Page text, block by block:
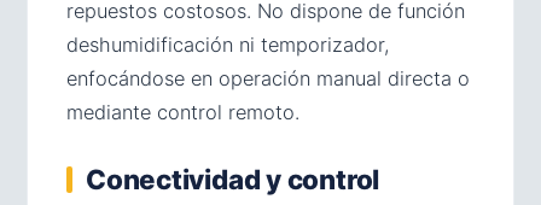
repuestos costosos. No dispone de función
deshumidificación ni temporizador,
enfocándose en operación manual directa o
mediante control remoto.
Conectividad y control